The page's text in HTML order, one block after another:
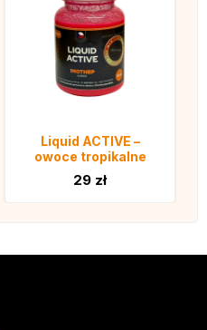
Liquid ACTIVE –
owoce tropikalne
29 zł